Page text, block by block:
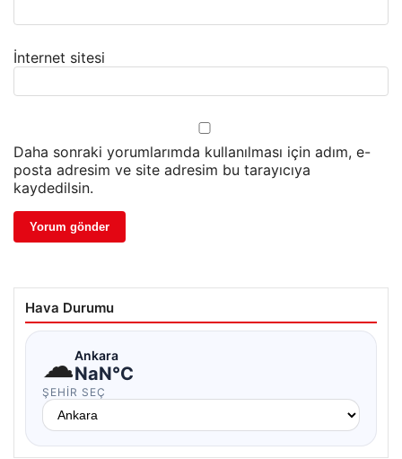
İnternet sitesi
Daha sonraki yorumlarımda kullanılması için adım, e-
posta adresim ve site adresim bu tarayıcıya
kaydedilsin.
Hava Durumu
☁Ankara
NaN°C
ŞEHIR SEÇ